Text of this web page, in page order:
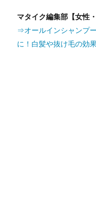
マタイク編集部【女性
⇒オールインシャンプ
に！白髪や抜け毛の効